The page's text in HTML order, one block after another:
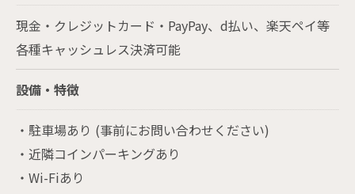
現金・クレジットカード・PayPay、d払い、楽天ペイ等
各種キャッシュレス決済可能
設備・特徴
・駐車場あり (事前にお問い合わせください)
・近隣コインパーキングあり
・Wi-Fiあり